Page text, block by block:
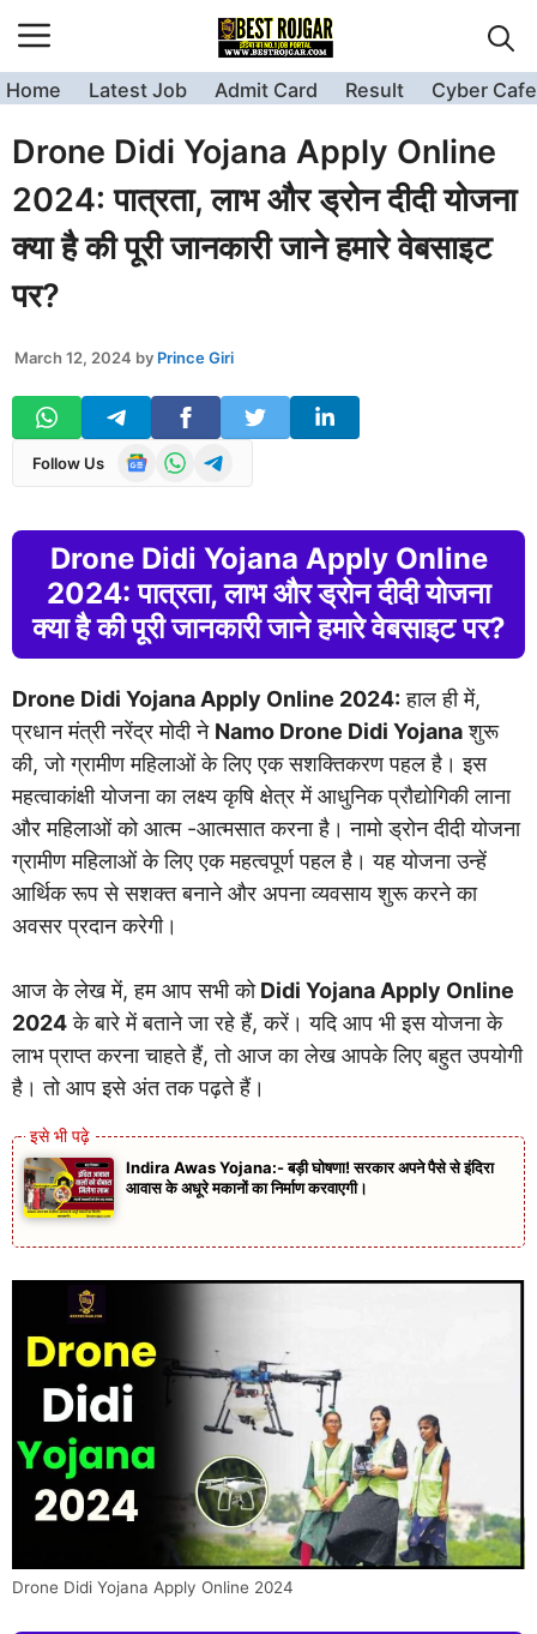
to
content
Home Latest Job Admit Card Result Cyber Cafe
Drone Didi Yojana Apply Online
2024: पात्रता, लाभ और ड्रोन दीदी योजना
क्या है की पूरी जानकारी जाने हमारे वेबसाइट
पर?
March 12, 2024 by Prince Giri
Follow Us
Drone Didi Yojana Apply Online
2024: पात्रता, लाभ और ड्रोन दीदी योजना
क्या है की पूरी जानकारी जाने हमारे वेबसाइट पर?
Drone Didi Yojana Apply Online 2024: हाल ही में,
प्रधान मंत्री नरेंद्र मोदी ने Namo Drone Didi Yojanaशुरू
की, जो ग्रामीण महिलाओं के लिए एक सशक्तिकरण पहल है। इस
महत्वाकांक्षी योजना का लक्ष्य कृषि क्षेत्र में आधुनिक प्रौद्योगिकी लाना
और महिलाओं को आत्म -आत्मसात करना है। नामो ड्रोन दीदी योजना
ग्रामीण महिलाओं के लिए एक महत्वपूर्ण पहल है। यह योजना उन्हें
आर्थिक रूप से सशक्त बनाने और अपना व्यवसाय शुरू करने का
अवसर प्रदान करेगी।
आज के लेख में, हम आप सभी कोDidi Yojana Apply Online
2024के बारे में बताने जा रहे हैं, करें। यदि आप भी इस योजना के
लाभ प्राप्त करना चाहते हैं, तो आज का लेख आपके लिए बहुत उपयोगी
है। तो आप इसे अंत तक पढ़ते हैं।
Indira Awas Yojana:- बड़ी घोषणा! सरकार अपने पैसे से इंदिरा
आवास के अधूरे मकानों का निर्माण करवाएगी।
Drone Didi Yojana Apply Online 2024